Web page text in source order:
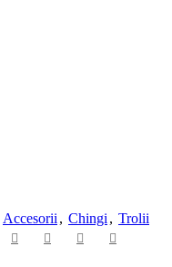
Accesorii , Chingi , Trolii